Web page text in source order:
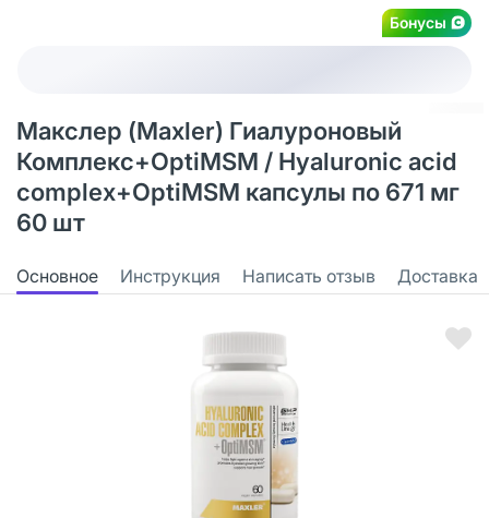
Бонусы
Макслер (Maxler) Гиалуроновый
Комплекс+OptiMSM / Hyaluronic acid
complex+OptiMSM капсулы по 671 мг
60 шт
Основное Инструкция Написать отзыв Доставка